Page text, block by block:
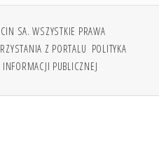
SA. WSZYSTKIE PRAWA
Z PORTALU POLITYKA
INFORMACJI PUBLICZNEJ